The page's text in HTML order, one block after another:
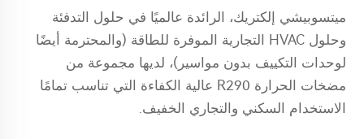
ميتسوبيشي إلكتريك، الرائدة عالميًا في حلول التدفئة
وحلول HVAC التجارية الموفرة للطاقة (والمحترمة أيضًا
لوحدات التكييف بدون مواسير)، لديها مجموعة من
مضخات الحرارة R290 عالية الكفاءة التي تناسب تمامًا
الاستخدام السكني والتجاري الخفيف.